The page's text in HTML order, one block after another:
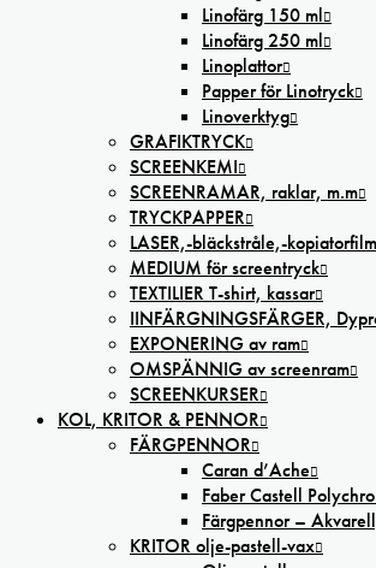
Linofärg 150 ml
Linofärg 250 ml
Linoplattor
Papper för Linotryck
Linoverktyg
GRAFIKTRYCK
SCREENKEMI
SCREENRAMAR, raklar, m.m
TRYCKPAPPER
LASER,-bläckstråle,-
MEDIUM för screentryck
TEXTILIER T-shirt, kassar
IINFÄRGNINGSFÄRGER,
EXPONERING av ram
OMSPÄNNIG av screenram
SCREENKURSER
KOL, KRITOR & PENNOR
FÄRGPENNOR
Caran d’Ache
Faber Castell
Färgpennor –
KRITOR olje-pastell-vax